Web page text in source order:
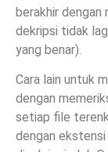
berakhir dengan
dekripsi tidak
yang benar).
Cara lain untuk
dengan
setiap file
dengan